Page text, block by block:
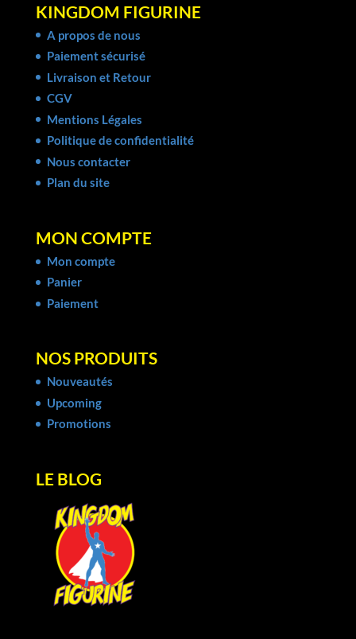
KINGDOM FIGURINE
A propos de nous
Paiement sécurisé
Livraison et Retour
CGV
Mentions Légales
Politique de confidentialité
Nous contacter
Plan du site
MON COMPTE
Mon compte
Panier
Paiement
NOS PRODUITS
Nouveautés
Upcoming
Promotions
LE BLOG